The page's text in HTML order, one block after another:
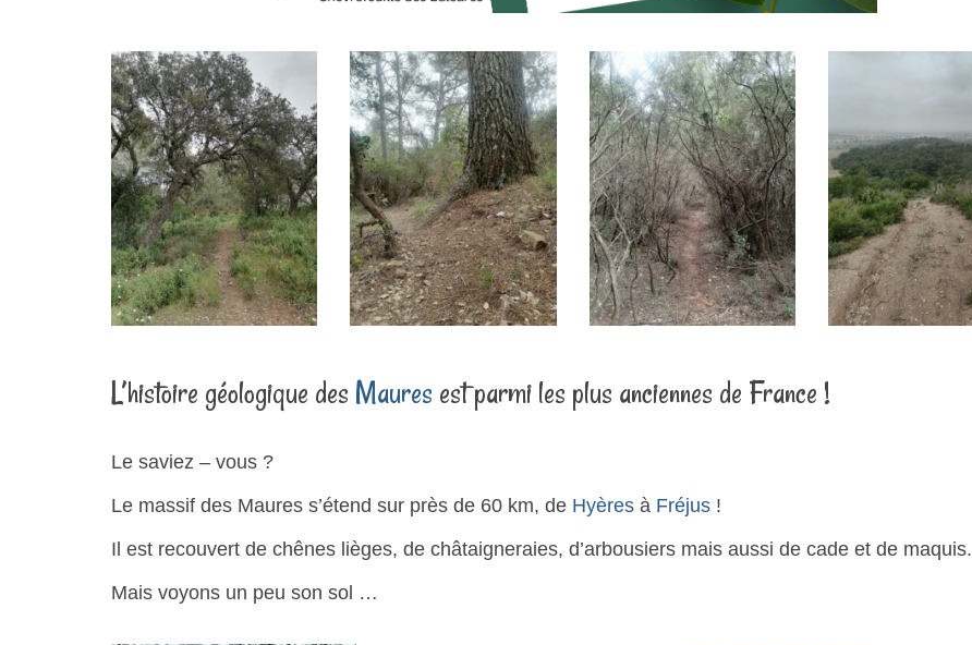
L’histoire géologique des Maures est parmi les plus anciennes de France !
Le saviez – vous ?
Le massif des Maures s’étend sur près de 60 km, de Hyères à Fréjus !
Il est recouvert de chênes lièges, de châtaigneraies, d’arbousiers mais aussi de cade et de maquis.
Mais voyons un peu son sol …